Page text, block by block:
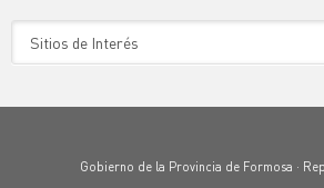
Gobierno de la Provincia de Formosa ·